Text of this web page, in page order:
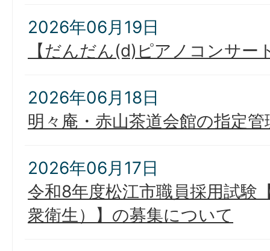
2026年06月19日
【だんだん(d)ピアノコンサー
2026年06月18日
明々庵・赤山茶道会館の指定
2026年06月17日
令和8年度松江市職員採用試験
衆衛生）】の募集について